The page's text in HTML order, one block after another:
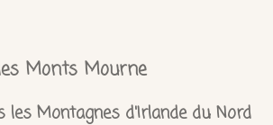
Monts Mourne
les Montagnes d'Irlande du Nord